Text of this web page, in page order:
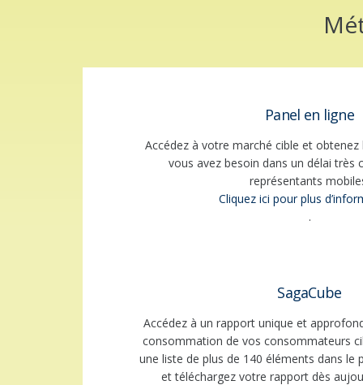
Panel en ligne
Accédez à votre marché cible et
vous avez besoin dans un délai très
représentants
Cliquez ici pour plus
.
SagaCube
Accédez à un rapport unique et
consommation de vos consommateurs
une liste de plus de 140 éléments dans le
et téléchargez votre rapport dès